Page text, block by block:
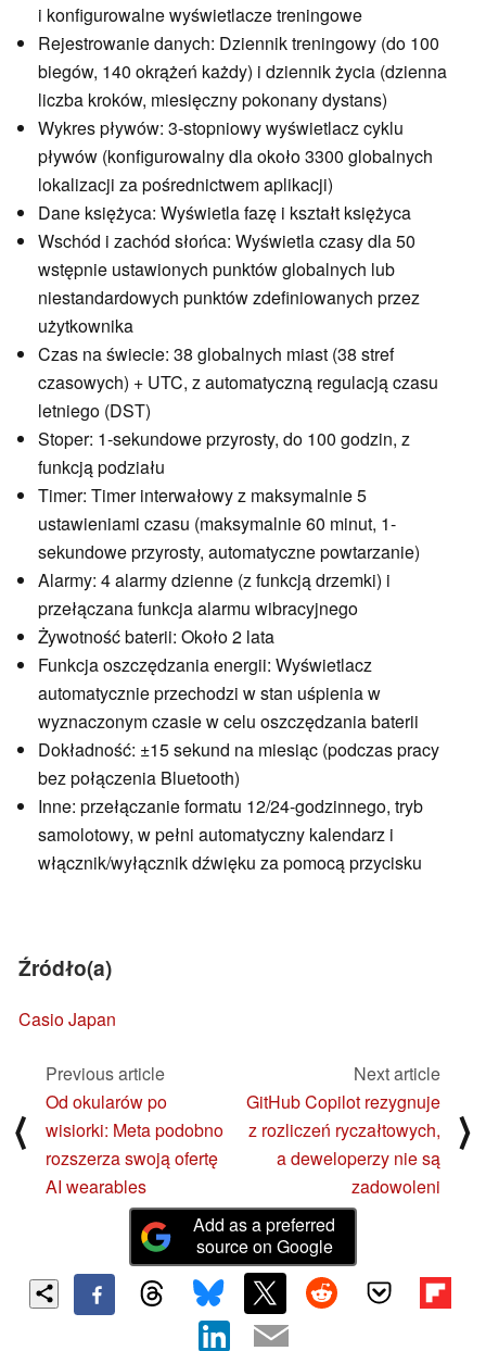
i konfigurowalne wyświetlacze treningowe
Rejestrowanie danych: Dziennik treningowy (do 100
biegów, 140 okrążeń każdy) i dziennik życia (dzienna
liczba kroków, miesięczny pokonany dystans)
Wykres pływów: 3-stopniowy wyświetlacz cyklu
pływów (konfigurowalny dla około 3300 globalnych
lokalizacji za pośrednictwem aplikacji)
Dane księżyca: Wyświetla fazę i kształt księżyca
Wschód i zachód słońca: Wyświetla czasy dla 50
wstępnie ustawionych punktów globalnych lub
niestandardowych punktów zdefiniowanych przez
użytkownika
Czas na świecie: 38 globalnych miast (38 stref
czasowych) + UTC, z automatyczną regulacją czasu
letniego (DST)
Stoper: 1-sekundowe przyrosty, do 100 godzin, z
funkcją podziału
Timer: Timer interwałowy z maksymalnie 5
ustawieniami czasu (maksymalnie 60 minut, 1-
sekundowe przyrosty, automatyczne powtarzanie)
Alarmy: 4 alarmy dzienne (z funkcją drzemki) i
przełączana funkcja alarmu wibracyjnego
Żywotność baterii: Około 2 lata
Funkcja oszczędzania energii: Wyświetlacz
automatycznie przechodzi w stan uśpienia w
wyznaczonym czasie w celu oszczędzania baterii
Dokładność: ±15 sekund na miesiąc (podczas pracy
bez połączenia Bluetooth)
Inne: przełączanie formatu 12/24-godzinnego, tryb
samolotowy, w pełni automatyczny kalendarz i
włącznik/wyłącznik dźwięku za pomocą przycisku
Źródło(a)
Casio Japan
⟨
Previous article
Od okularów po
wisiorki: Meta podobno
rozszerza swoją ofertę
AI wearables
Next article
GitHub Copilot rezygnuje
z rozliczeń ryczałtowych,
a deweloperzy nie są
zadowoleni
⟩
Add as a preferred
source on Google